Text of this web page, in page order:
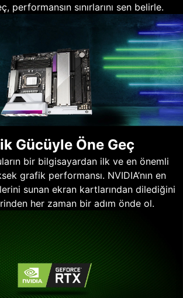
performansın sınırlarını sen belirle.
Gücüyle Öne Geç
bir bilgisayardan ilk ve en önemli
grafik performansı. NVIDIA’nın en
sunan ekran kartlarından dilediğini
her zaman bir adım önde ol.